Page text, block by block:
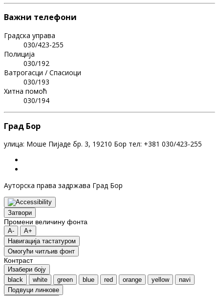
Важни телефони
Градска управа
030/423-255
Полиција
030/192
Ватрогасци / Спасиоци
030/193
Хитна помоћ
030/194
Град Бор
улица: Моше Пијаде бр. 3, 19210 Бор тел: +381 030/423-255
Ауторска права задржава Град Бор
Затвори
Промени величину фонта
A-
A+
Навигација тастатуром
Oмогући читљив фонт
Контраст
Изабери боју
black
white green blue red orange yellow
navi
Подвуци линкове